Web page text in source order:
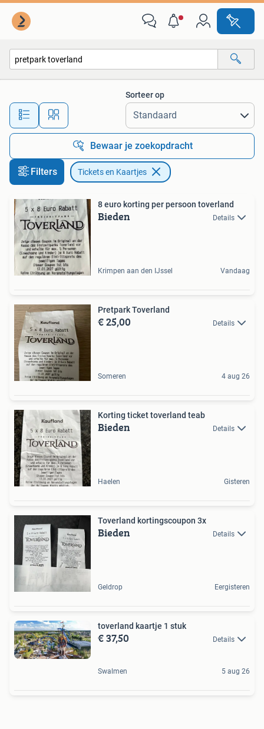
Alle afstanden…
Sorteer op
Bewaar je zoekopdracht
Filters Tickets en Kaartjes
8 euro korting per persoon toverland
Bieden Details
Krimpen aan den IJssel Vandaag
Pretpark Toverland
€ 25,00 Details
Someren 4 aug 26
Korting ticket toverland teab
Bieden Details
Haelen Gisteren
Toverland kortingscoupon 3x
Bieden Details
Geldrop Eergisteren
toverland kaartje 1 stuk
€ 37,50 Details
Swalmen 5 aug 26